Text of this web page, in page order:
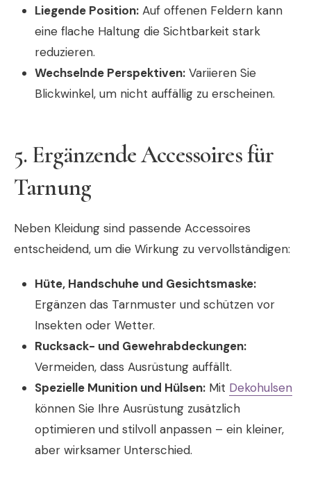
Liegende Position: Auf offenen Feldern kann
eine flache Haltung die Sichtbarkeit stark
reduzieren.
Wechselnde Perspektiven: Variieren Sie
Blickwinkel, um nicht auffällig zu erscheinen.
5. Ergänzende Accessoires für
Tarnung
Neben Kleidung sind passende Accessoires
entscheidend, um die Wirkung zu vervollständigen:
Hüte, Handschuhe und Gesichtsmaske:
Ergänzen das Tarnmuster und schützen vor
Insekten oder Wetter.
Rucksack- und Gewehrabdeckungen:
Vermeiden, dass Ausrüstung auffällt.
Spezielle Munition und Hülsen: Mit Dekohulsen
können Sie Ihre Ausrüstung zusätzlich
optimieren und stilvoll anpassen – ein kleiner,
aber wirksamer Unterschied.